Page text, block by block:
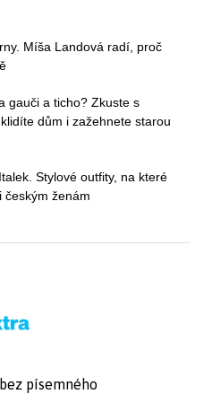
Míša Landová radí, proč
gauči a ticho? Zkuste s
dům i zažehnete starou
Stylové outfity, na které
českým ženám
písemného